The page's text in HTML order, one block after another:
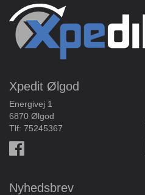
Xpedit Ølgod
Energivej 1
6870 Ølgod
Tlf: 75245367
Nyhedsbrev